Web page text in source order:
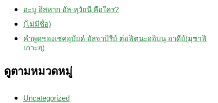
อะบู อิสหาก อัล-หุวัยนี คือใคร?
(ไม่มีชื่อ)
คำพูดของเชคอุบัยด์ อัลจาบิรีย์ ต่อฟิตนะฮฺอิบนุ ฮาดีย์(มุซาฟิ
เกาะฮฺ)
ดูตามหมวดหมู่
Uncategorized